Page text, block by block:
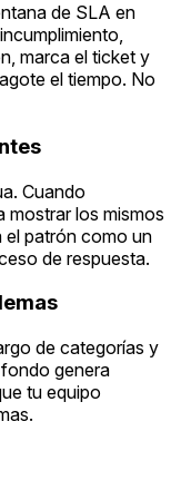
de SLA en
marca el ticket y
el tiempo. No
Cuando
mostrar los mismos
patrón como un
de respuesta.
de categorías y
genera
tu equipo